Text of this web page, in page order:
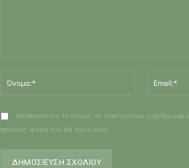
αποθηκεύστε το όνομα, το ηλεκτρονικό
επόμενη φορά που θα σχολιάσω.